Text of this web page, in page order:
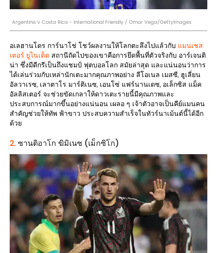
Argentina v Costa Rica - International Friendly / Omar Vega/GettyImages
อเลฮานโดร การ์นาโช่ โชว์ผลงานให้โลกตะลึงไปแล้วกับ แมนเชส
เตอร์ ยูไนเต็ด สถานีถัดไปของเขาคือการยึดพื้นที่ตัวจริงกับ อาร์เจนติ
น่า ซึ่งมีดีกรีเป็นถึงแชมป์ ฟุตบอลโลก สมัยล่าสุด และแน่นอนว่าการ
ได้เล่นร่วมกับเหล่านักเตะมากคุณภาพอย่าง ลีโอเนล เมสซี, ฮูเลี่ยน
อัลวาเรซ, เลาตาโร มาร์ติเนซ, เอนโซ่ แฟร์นานเดซ, อเล็กซิส แม็ค
อัลลิสเตอร์ จะช่วยขัดเกลาให้ดาวเตะรายนี้มีคุณภาพและ
ประสบการณ์มากขึ้นอย่างแน่นอน เผลอ ๆ เจ้าตัวอาจเป็นคีย์แมนคน
สำคัญช่วยให้ทัพ ฟ้าขาว ประสบความสำเร็จในทัวร์นาเม้นต์นี้ได้อีก
ด้วย
2. ซานติอาโก ฆิมิเนซ (เม็กซิโก)